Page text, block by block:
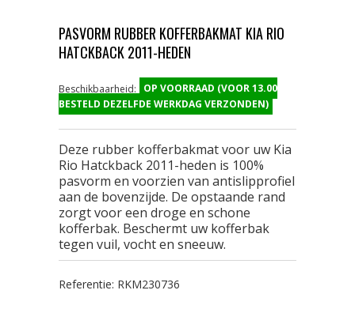
PASVORM RUBBER KOFFERBAKMAT KIA RIO
HATCKBACK 2011-HEDEN
Beschikbaarheid:
OP VOORRAAD (VOOR 13.00
BESTELD DEZELFDE WERKDAG VERZONDEN)
Deze rubber kofferbakmat voor uw Kia
Rio Hatckback 2011-heden is 100%
pasvorm en voorzien van antislipprofiel
aan de bovenzijde. De opstaande rand
zorgt voor een droge en schone
kofferbak. Beschermt uw kofferbak
tegen vuil, vocht en sneeuw.
Referentie: RKM230736